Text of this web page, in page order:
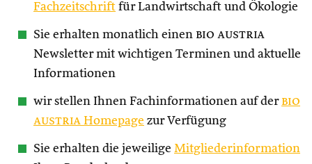
Fachzeitschrift für Landwirtschaft und Ökologie
Sie erhalten monatlich einen bio austria
Newsletter mit wichtigen Terminen und aktuelle
Informationen
wir stellen Ihnen Fachinformationen auf der bio
austria Homepage zur Verfügung
Sie erhalten die jeweilige Mitgliederinformation